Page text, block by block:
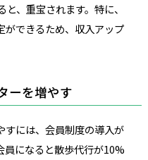
、重宝されます。特に、
ができるため、収入アップ
ーを増やす
すには、会員制度の導入が
員になると散歩代行が10%